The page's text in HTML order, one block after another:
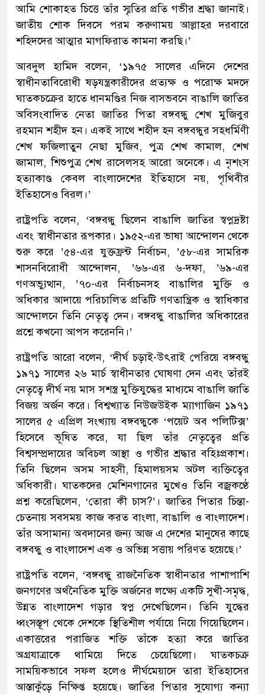
আমি শোকাহত চিত্তে তাঁর স্মৃতির প্রতি গভীর শ্রদ্ধা জানাই।
জাতীয় শোক দিবসে পরম করুণাময় আল্লাহর দরবারে
শহিদদের আত্মার মাগফিরাত কামনা করছি।’
আবদুল হামিদ বলেন, ‘১৯৭৫ সালের এদিনে দেশের
স্বাধীনতাবিরোধী ষড়যন্ত্রকারীদের প্রত্যক্ষ ও পরোক্ষ মদদে
ঘাতকচক্রের হাতে ধানমণ্ডির নিজ বাসভবনে বাঙালি জাতির
অবিসংবাদিত নেতা জাতির পিতা বঙ্গবন্ধু শেখ মুজিবুর
রহমান শহীদ হন। একই সাথে শহীদ হন বঙ্গবন্ধুর সহধর্মিণী
শেখ ফজিলাতুন নেছা মুজিব, পুত্র শেখ কামাল, শেখ
জামাল, শিশুপুত্র শেখ রাসেলসহ আরো অনেকে। এ নৃশংস
হত্যাকাণ্ড কেবল বাংলাদেশের ইতিহাসে নয়, পৃথিবীর
ইতিহাসেও বিরল।’
রাষ্ট্রপতি বলেন, ‘বঙ্গবন্ধু ছিলেন বাঙালি জাতির স্বপ্নদ্রষ্টা
এবং স্বাধীনতার রূপকার। ১৯৫২-এর ভাষা আন্দোলন থেকে
শুরু করে ’৫৪-এর যুক্তফ্রন্ট নির্বাচন, ’৫৮-এর সামরিক
শাসনবিরোধী আন্দোলন, ’৬৬-এর ৬-দফা, ’৬৯-এর
গণঅভ্যুত্থান, ’৭০-এর নির্বাচনসহ বাঙালির মুক্তি ও
অধিকার আদায়ে পরিচালিত প্রতিটি গণতান্ত্রিক ও স্বাধিকার
আন্দোলনে তিনি নেতৃত্ব দেন। বঙ্গবন্ধু বাঙালির অধিকারের
প্রশ্নে কখনো আপস করেননি।’
রাষ্ট্রপতি আরো বলেন, ‘দীর্ঘ চড়াই-উৎরাই পেরিয়ে বঙ্গবন্ধু
১৯৭১ সালের ২৬ মার্চ স্বাধীনতার ঘোষণা দেন এবং তাঁরই
নেতৃত্বে দীর্ঘ নয় মাস সশস্ত্র মুক্তিযুদ্ধের মাধ্যমে বাঙালি জাতি
বিজয় অর্জন করে। বিশ্বখ্যাত নিউজউইক ম্যাগাজিন ১৯৭১
সালের ৫ এপ্রিল সংখ্যায় বঙ্গবন্ধুকে ‘পয়েট অব পলিটিক্স’
হিসেবে ভূষিত করে, যা ছিল তাঁর নেতৃত্বের প্রতি
বিশ্বসম্প্রদায়ের অবিচল আস্থা ও গভীর শ্রদ্ধার বহিঃপ্রকাশ।
তিনি ছিলেন অসম সাহসী, হিমালয়সম অটল ব্যক্তিত্বের
অধিকারী। ঘাতকদের মেশিনগানের মুখেও তিনি বজ্রকণ্ঠে
প্রশ্ন করেছিলেন, ‘তোরা কী চাস?’। জাতির পিতার চিন্তা-
চেতনায় সবসময় কাজ করত বাংলা, বাঙালি ও বাংলাদেশ।
তাঁর অসামান্য অবদানের জন্য আজ এ দেশের মানুষের কাছে
বঙ্গবন্ধু ও বাংলাদেশ এক ও অভিন্ন সত্তায় পরিণত হয়েছে।’
রাষ্ট্রপতি বলেন, ‘বঙ্গবন্ধু রাজনৈতিক স্বাধীনতার পাশাপাশি
জনগণের অর্থনৈতিক মুক্তি অর্জনের লক্ষ্যে একটি সুখী-সমৃদ্ধ,
উন্নত বাংলাদেশ গড়ার স্বপ্ন দেখেছিলেন। তিনি যুদ্ধের
ধ্বংসস্তূপ থেকে দেশকে স্থিতিশীল পর্যায়ে নিয়ে গিয়েছিলেন।
একাত্তরের পরাজিত শক্তি তাঁকে হত্যা করে জাতির
অগ্রযাত্রাকে থামিয়ে দিতে চেয়েছিলো। ঘাতকচক্র
সাময়িকভাবে সফল হলেও দীর্ঘমেয়াদে তারা ইতিহাসের
আস্তাকুঁড়ে নিক্ষিপ্ত হয়েছে। জাতির পিতার সুযোগ্য কন্যা